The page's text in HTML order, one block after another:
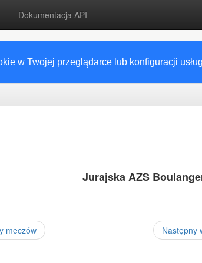
w Twojej przeglądarce lub konfiguracji
Dokumentacja API
Jurajska AZS
meczów Następny